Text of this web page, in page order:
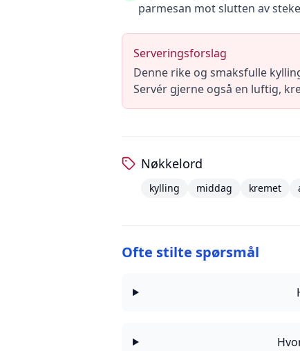
parmesan mot slutten av
Serveringsforslag
Denne rike og smaksfulle
Servér gjerne også en luftig,
Nøkkelord
kylling middag kremet
Ofte stilte spørsmål